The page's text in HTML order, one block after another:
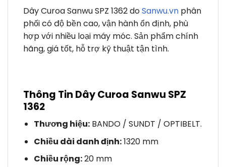
Dây Curoa Sanwu SPZ 1362 doSanwu.vn phân
phối có độ bền cao, vận hành ổn định, phù
hợp với nhiều loại máy móc. Sản phẩm chính
hãng, giá tốt, hỗ trợ kỹ thuật tận tình.
Thông Tin Dây Curoa Sanwu SPZ
1362
Thương hiệu:BANDO / SUNDT / OPTIBELT.
Chiều dài danh định:1320 mm
Chiều rộng:20 mm